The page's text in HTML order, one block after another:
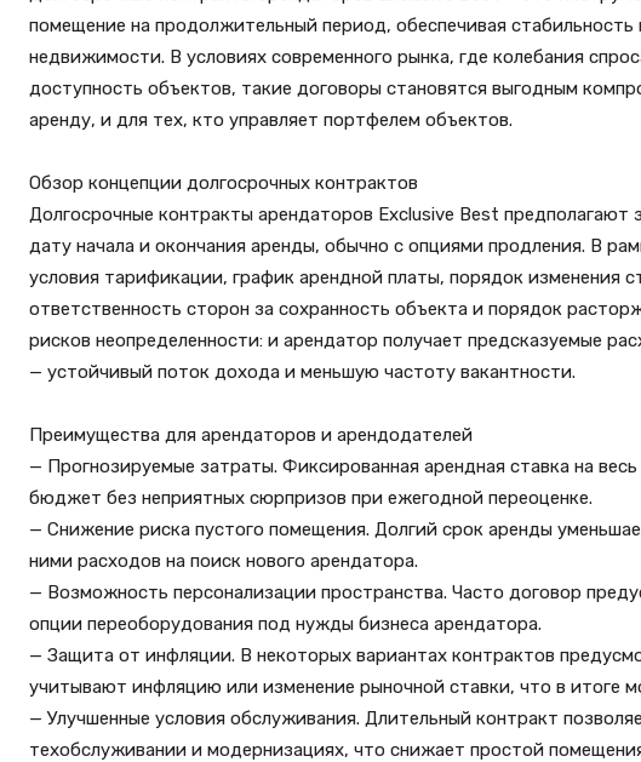
помещение на продолжительный период, обеспечивая стабильность
недвижимости. В условиях современного рынка, где колебания
доступность объектов, такие договоры становятся выгодным
аренду, и для тех, кто управляет портфелем объектов.
Обзор концепции долгосрочных контрактов
Долгосрочные контракты арендаторов Exclusive Best предполагают
дату начала и окончания аренды, обычно с опциями продления. В
условия тарификации, график арендной платы, порядок изменения
ответственность сторон за сохранность объекта и порядок
рисков неопределенности: и арендатор получает предсказуемые
— устойчивый поток дохода и меньшую частоту вакантности.
Преимущества для арендаторов и арендодателей
— Прогнозируемые затраты. Фиксированная арендная ставка на
бюджет без неприятных сюрпризов при ежегодной переоценке.
— Снижение риска пустого помещения. Долгий срок аренды
ними расходов на поиск нового арендатора.
— Возможность персонализации пространства. Часто договор
опции переоборудования под нужды бизнеса арендатора.
— Защита от инфляции. В некоторых вариантах контрактов
учитывают инфляцию или изменение рыночной ставки, что в итоге
— Улучшенные условия обслуживания. Длительный контракт
техобслуживании и модернизациях, что снижает простой